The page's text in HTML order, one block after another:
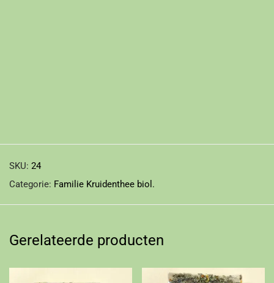
SKU: 24
Categorie: Familie Kruidenthee biol.
Gerelateerde producten